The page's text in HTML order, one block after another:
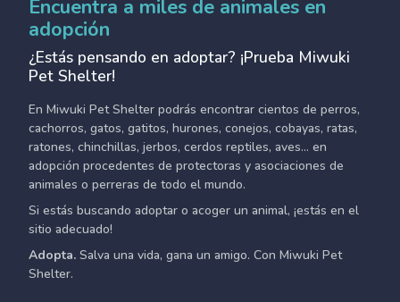
Encuentra a miles de animales en
adopción
¿Estás pensando en adoptar? ¡Prueba Miwuki
Pet Shelter!
En Miwuki Pet Shelter podrás encontrar cientos de perros,
cachorros, gatos, gatitos, hurones, conejos, cobayas, ratas,
ratones, chinchillas, jerbos, cerdos reptiles, aves... en
adopción procedentes de protectoras y asociaciones de
animales o perreras de todo el mundo.
Si estás buscando adoptar o acoger un animal, ¡estás en el
sitio adecuado!
Adopta. Salva una vida, gana un amigo. Con Miwuki Pet
Shelter.